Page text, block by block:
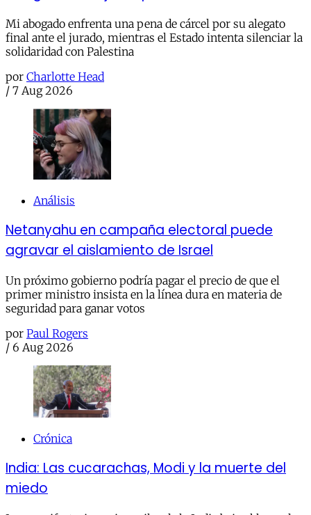
Mi abogado enfrenta una pena de cárcel por su alegato
final ante el jurado, mientras el Estado intenta silenciar la
solidaridad con Palestina
por Charlotte Head
/ 7 Aug 2026
Análisis
Netanyahu en campaña electoral puede
agravar el aislamiento de Israel
Un próximo gobierno podría pagar el precio de que el
primer ministro insista en la línea dura en materia de
seguridad para ganar votos
por Paul Rogers
/ 6 Aug 2026
Crónica
India: Las cucarachas, Modi y la muerte del
miedo